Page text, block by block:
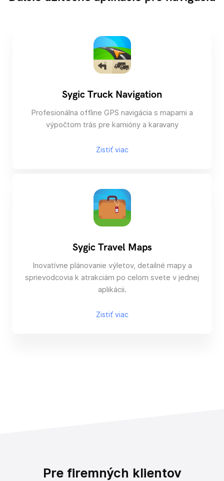
Sygic Truck Navigation
Profesionálna offline GPS navigácia s mapami a
výpočtom trás pre kamióny a karavany
Zistiť viac
Sygic Travel Maps
Inovatívne plánovanie výletov, detailné mapy a
sprievodcovia k atrakciám po celom svete v jednej
aplikácii.
Zistiť viac
Pre firemných klientov